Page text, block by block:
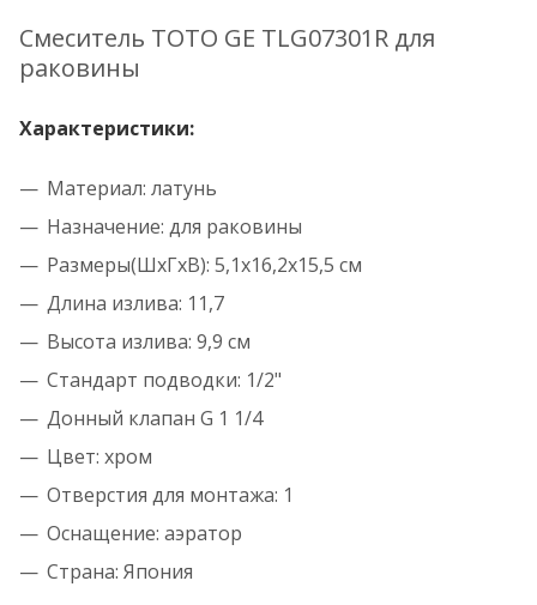
Смеситель TOTO GE TLG07301R для
раковины
Характеристики:
Материал: латунь
Назначение: для раковины
Размеры(ШхГхВ): 5,1х16,2х15,5 см
Длина излива: 11,7
Высота излива: 9,9 см
Стандарт подводки: 1/2"
Донный клапан G 1 1/4
Цвет: хром
Отверстия для монтажа: 1
Оснащение: аэратор
Страна: Япония